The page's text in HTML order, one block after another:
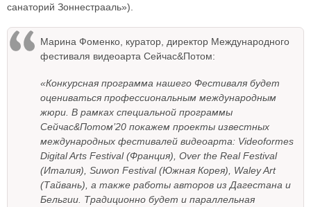
санаторий Зоннестрааль»).
Марина Фоменко, куратор, директор Международного
фестиваля видеоарта Сейчас&Потом:
«Конкурсная программа нашего Фестиваля будет
оцениваться профессиональным международным
жюри. В рамках специальной программы
Сейчас&Потом’20 покажем проекты известных
международных фестивалей видеоарта: Videoformes
Digital Arts Festival (Франция), Over the Real Festival
(Италия), Suwon Festival (Южная Корея), Waley Art
(Тайвань), а также работы авторов из Дагестана и
Бельгии. Традиционно будет и параллельная